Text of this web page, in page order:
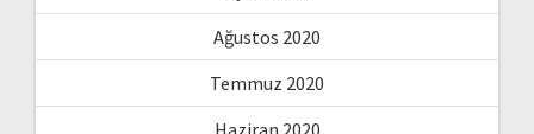
Ağustos 2020
Temmuz 2020